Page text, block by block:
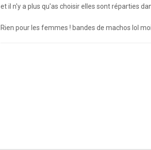
et il n'y a plus qu'as choisir elles sont réparties
Rien pour les femmes ! bandes de machos lol